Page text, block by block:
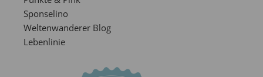
Sponselino
Weltenwanderer Blog
Lebenlinie